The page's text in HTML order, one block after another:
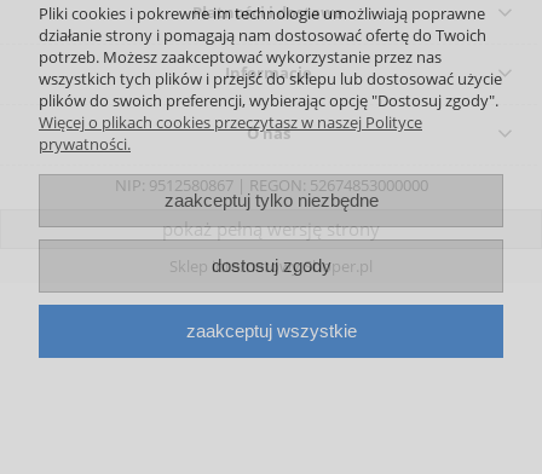
Płatności i dostawa
Informacje
O nas
NIP: 9512580867 | REGON: 52674853000000
pokaż pełną wersję strony
Sklep internetowy Shoper.pl
Pliki cookies i pokrewne im technologie umożliwiają poprawne
działanie strony i pomagają nam dostosować ofertę do Twoich
potrzeb. Możesz zaakceptować wykorzystanie przez nas
wszystkich tych plików i przejść do sklepu lub dostosować użycie
plików do swoich preferencji, wybierając opcję "Dostosuj zgody".
Więcej o plikach cookies przeczytasz w naszej Polityce
prywatności.
zaakceptuj tylko niezbędne
dostosuj zgody
zaakceptuj wszystkie